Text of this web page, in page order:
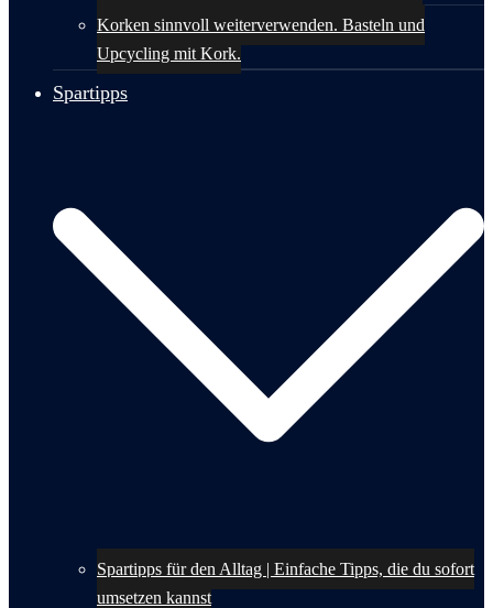
Korken sinnvoll weiterverwenden. Basteln und
Upcycling mit Kork.
Spartipps
Spartipps für den Alltag | Einfache Tipps, die du sofort
umsetzen kannst